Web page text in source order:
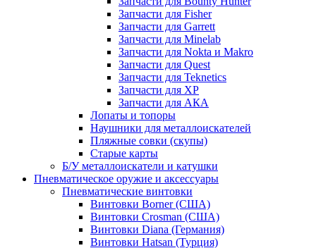
Запчасти для Fisher
Запчасти для Garrett
Запчасти для Minelab
Запчасти для Nokta и Makro
Запчасти для Quest
Запчасти для Teknetics
Запчасти для XP
Запчасти для АКА
Лопаты и топоры
Наушники для металлоискателей
Пляжные совки (скупы)
Старые карты
Б/У металлоискатели и катушки
Пневматическое оружие и аксессуары
Пневматические винтовки
Винтовки Borner (США)
Винтовки Crosman (США)
Винтовки Diana (Германия)
Винтовки Hatsan (Турция)